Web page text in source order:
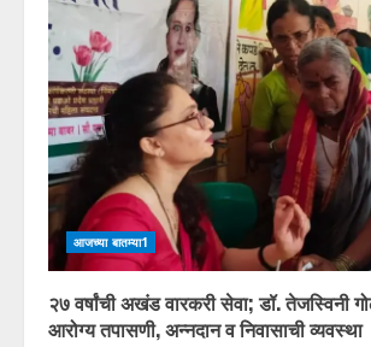
आजच्या बातम्या1
२७ वर्षांची अखंड वारकरी सेवा; डॉ. तेजस्विनी
आरोग्य तपासणी, अन्नदान व निवासाची व्यवस्था